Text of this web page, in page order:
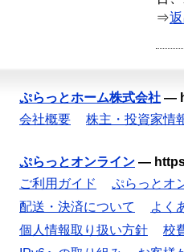
⇒
ぷらっとホーム株式会社 —
会社概要
株主・投資家情
ぷらっとオンライン —
ご利用ガイド
ぷらっとオ
配送・決済について
よく
個人情報取り扱い方針
校